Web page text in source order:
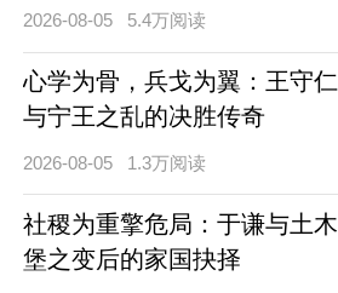
2026-08-05 5.4万阅读
心学为骨，兵戈为翼：王守仁
与宁王之乱的决胜传奇
2026-08-05 1.3万阅读
社稷为重擎危局：于谦与土木
堡之变后的家国抉择